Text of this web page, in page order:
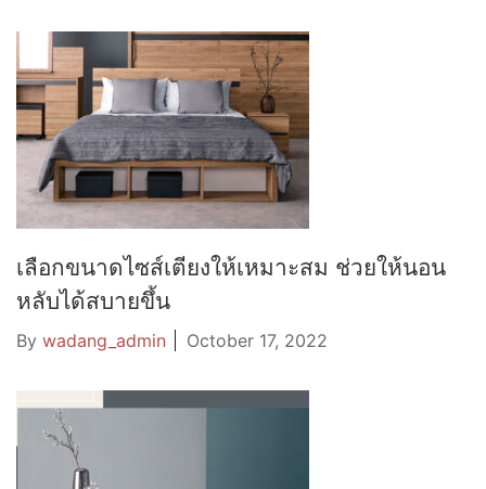
เลือกขนาดไซส์เตียงให้เหมาะสม ช่วยให้นอน
หลับได้สบายขึ้น
By wadang_admin October 17, 2022